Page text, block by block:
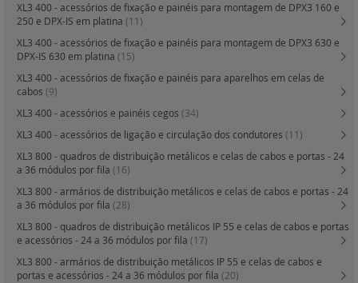
XL3 400 - acessórios de fixação e painéis para montagem de DPX3 160 e
250 e DPX-IS em platina (11)
XL3 400 - acessórios de fixação e painéis para montagem de DPX3 630 e
DPX-IS 630 em platina (15)
XL3 400 - acessórios de fixação e painéis para aparelhos em celas de
cabos (9)
XL3 400 - acessórios e painéis cegos (34)
XL3 400 - acessórios de ligação e circulação dos condutores (11)
XL3 800 - quadros de distribuição metálicos e celas de cabos e portas - 24
a 36 módulos por fila (16)
XL3 800 - armários de distribuição metálicos e celas de cabos e portas - 24
a 36 módulos por fila (28)
XL3 800 - quadros de distribuição metálicos IP 55 e celas de cabos e portas
e acessórios - 24 a 36 módulos por fila (17)
XL3 800 - armários de distribuição metálicos IP 55 e celas de cabos e
portas e acessórios - 24 a 36 módulos por fila (20)